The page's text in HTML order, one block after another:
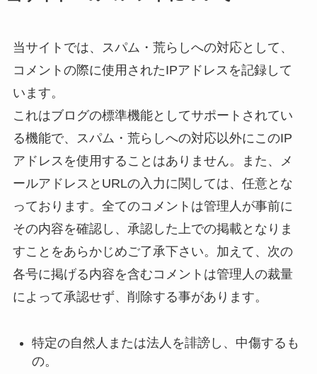
当サイトでは、スパム・荒らしへの対応として、
コメントの際に使用されたIPアドレスを記録して
います。
これはブログの標準機能としてサポートされてい
る機能で、スパム・荒らしへの対応以外にこのIP
アドレスを使用することはありません。また、メ
ールアドレスとURLの入力に関しては、任意とな
っております。全てのコメントは管理人が事前に
その内容を確認し、承認した上での掲載となりま
すことをあらかじめご了承下さい。加えて、次の
各号に掲げる内容を含むコメントは管理人の裁量
によって承認せず、削除する事があります。
特定の自然人または法人を誹謗し、中傷するも
の。